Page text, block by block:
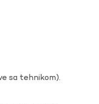
sa tehnikom).